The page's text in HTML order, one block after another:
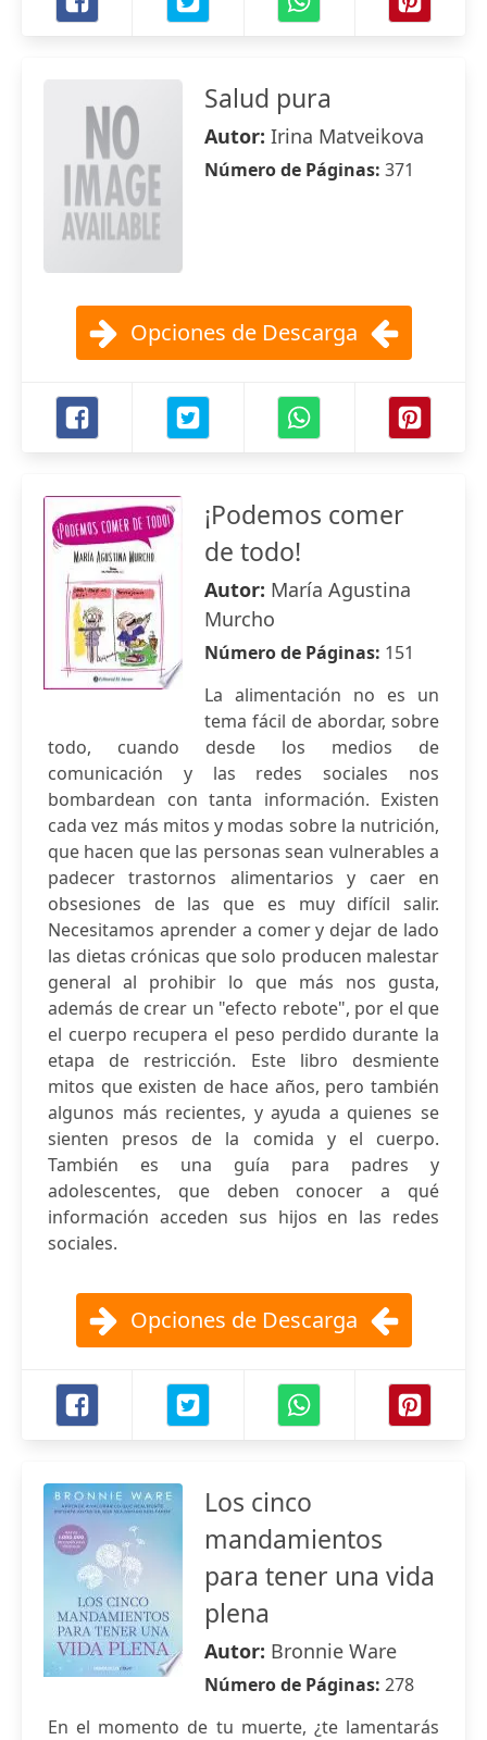
Salud pura
Autor: Irina Matveikova
Número de Páginas: 371
Opciones de Descarga
¡Podemos comer
de todo!
Autor: María Agustina
Murcho
Número de Páginas: 151
La alimentación no es un
tema fácil de abordar, sobre
todo, cuando desde los medios de
comunicación y las redes sociales nos
bombardean con tanta información. Existen
cada vez más mitos y modas sobre la nutrición,
que hacen que las personas sean vulnerables a
padecer trastornos alimentarios y caer en
obsesiones de las que es muy difícil salir.
Necesitamos aprender a comer y dejar de lado
las dietas crónicas que solo producen malestar
general al prohibir lo que más nos gusta,
además de crear un "efecto rebote", por el que
el cuerpo recupera el peso perdido durante la
etapa de restricción. Este libro desmiente
mitos que existen de hace años, pero también
algunos más recientes, y ayuda a quienes se
sienten presos de la comida y el cuerpo.
También es una guía para padres y
adolescentes, que deben conocer a qué
información acceden sus hijos en las redes
sociales.
Opciones de Descarga
Los cinco
mandamientos
para tener una vida
plena
Autor: Bronnie Ware
Número de Páginas: 278
En el momento de tu muerte, ¿te lamentarás